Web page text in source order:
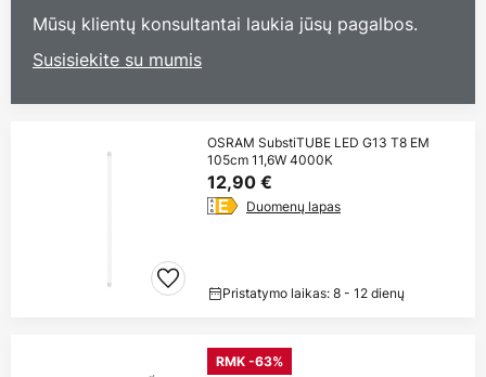
Mūsų klientų konsultantai laukia jūsų pagalbos.
Susisiekite su mumis
OSRAM SubstiTUBE LED G13 T8 EM
105cm 11,6W 4000K
12,90 €
Duomenų lapas
Pristatymo laikas: 8 - 12 dienų
RMK -63%